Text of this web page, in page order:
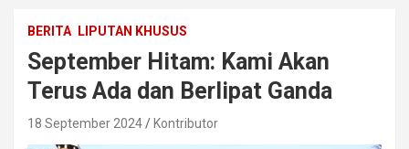
BERITA LIPUTAN KHUSUS
September Hitam: Kami Akan
Terus Ada dan Berlipat Ganda
18 September 2024 Kontributor